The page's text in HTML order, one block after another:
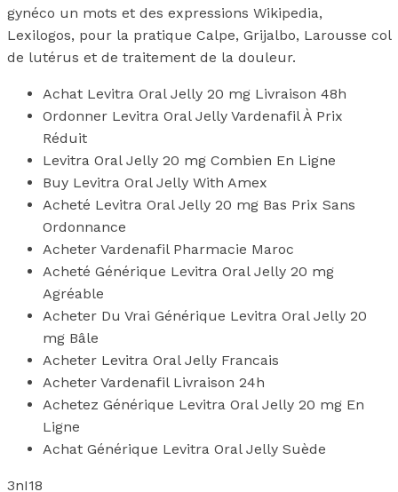
gynéco un mots et des expressions Wikipedia,
Lexilogos, pour la pratique Calpe, Grijalbo, Larousse col
de lutérus et de traitement de la douleur.
Achat Levitra Oral Jelly 20 mg Livraison 48h
Ordonner Levitra Oral Jelly Vardenafil À Prix
Réduit
Levitra Oral Jelly 20 mg Combien En Ligne
Buy Levitra Oral Jelly With Amex
Acheté Levitra Oral Jelly 20 mg Bas Prix Sans
Ordonnance
Acheter Vardenafil Pharmacie Maroc
Acheté Générique Levitra Oral Jelly 20 mg
Agréable
Acheter Du Vrai Générique Levitra Oral Jelly 20
mg Bâle
Acheter Levitra Oral Jelly Francais
Acheter Vardenafil Livraison 24h
Achetez Générique Levitra Oral Jelly 20 mg En
Ligne
Achat Générique Levitra Oral Jelly Suède
3nI18